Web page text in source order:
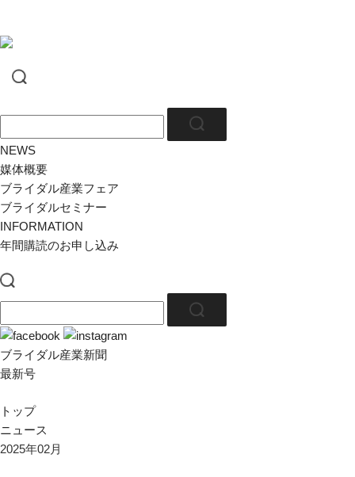
NEWS
媒体概要
ブライダル産業フェア
ブライダルセミナー
INFORMATION
年間購読のお申し込み
ブライダル産業新聞
最新号
トップ
ニュース
2025年02月